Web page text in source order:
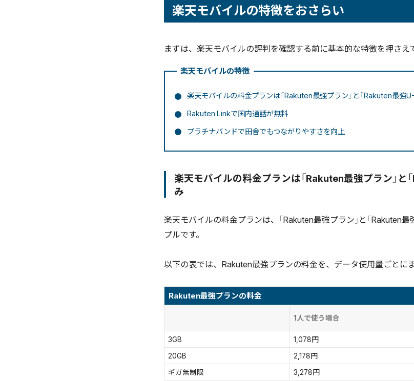
楽天モバイルの特徴をおさらい
まずは、楽天モバイルの評判を確認する前に基本的な特徴を押さえ
楽天モバイルの特徴
楽天モバイルの料金プランは「Rakuten最強プラン」と「Rakuten最強
Rakuten Linkで国内通話が無料
プラチナバンドで田舎でもつながりやすさを向上
楽天モバイルの料金プランは「Rakuten最強プラン」と
み
楽天モバイルの料金プランは、「Rakuten最強プラン」と「Rakuten
プルです。
以下の表では、Rakuten最強プランの料金を、データ使用量ごとに
Rakuten最強プランの料金
1人で使う場合
3GB
1,078円
20GB
2,178円
ギガ無制限
3,278円